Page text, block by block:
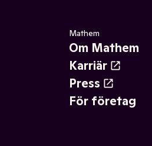
Mathem
Om Mathem
Karriär
Press
För företag